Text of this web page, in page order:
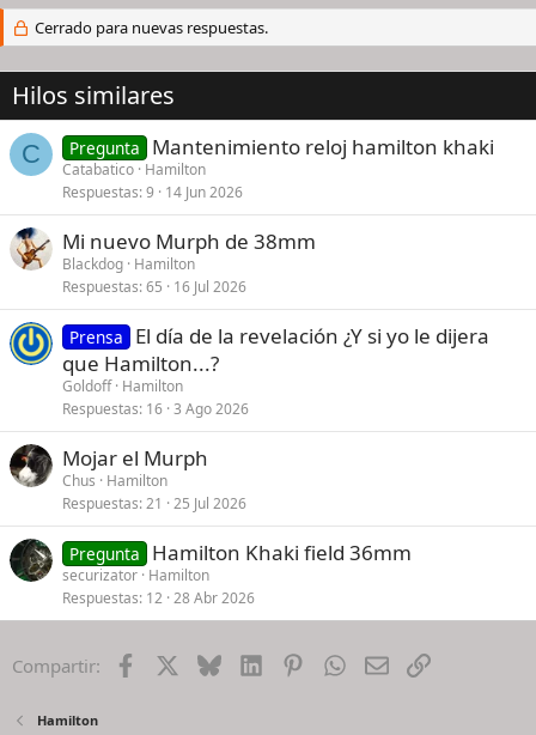
Cerrado para nuevas respuestas.
Hilos similares
C Pregunta Mantenimiento reloj hamilton khaki
Catabatico Hamilton
Respuestas 9 14 Jun 2026
Mi nuevo Murph de 38mm
Blackdog Hamilton
Respuestas 65 16 Jul 2026
Prensa
El día de la revelación ¿Y si yo le dijera
que Hamilton...?
Goldoff Hamilton
Respuestas 16 3 Ago 2026
Mojar el Murph
Chus
Hamilton
Respuestas 21 25 Jul 2026
Pregunta Hamilton Khaki field 36mm
securizator Hamilton
Respuestas 12 28 Abr 2026
Compartir: Facebook BlueskyLinkedInPinterestWhatsApp
EmailEnlace
Hamilton